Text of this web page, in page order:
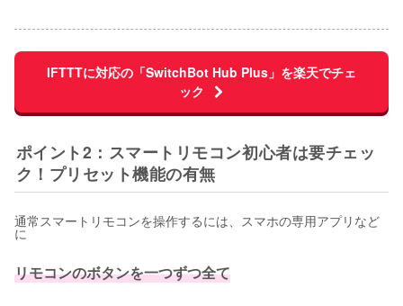
IFTTTに対応の「SwitchBot Hub Plus」を楽天でチェ
ック
ポイント2：スマートリモコン初心者は要チェッ
ク！プリセット機能の有無
通常スマートリモコンを操作するには、スマホの専用アプリなど
に
リモコンのボタンを一つずつ全て